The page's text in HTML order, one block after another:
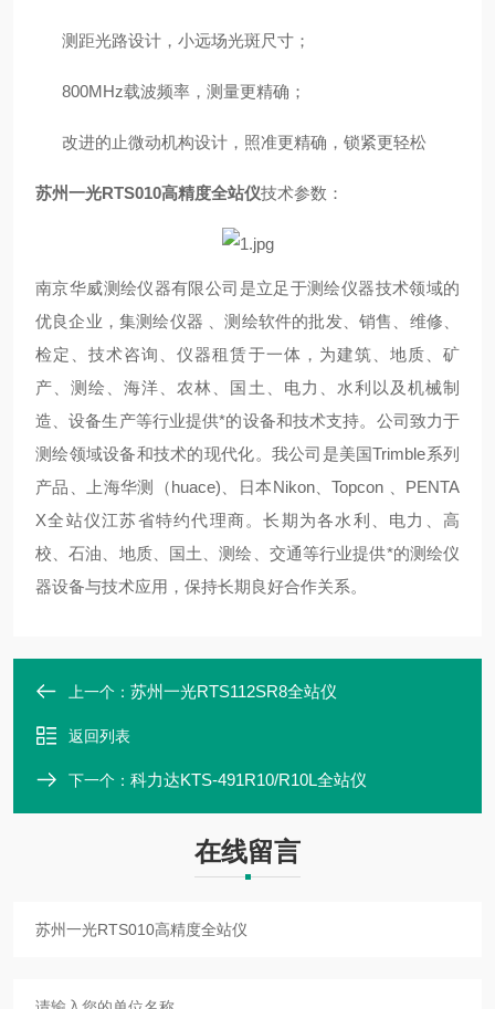
测距光路设计，小远场光斑尺寸；
800MHz载波频率，测量更精确；
改进的止微动机构设计，照准更精确，锁紧更轻松
苏州一光RTS010高精度全站仪技术参数：
南京华威测绘仪器有限公司是立足于测绘仪器技术领域的
优良企业，集测绘仪器 、测绘软件的批发、销售、维修、
检定、技术咨询、仪器租赁于一体，为建筑、地质、矿
产、测绘、海洋、农林、国土、电力、水利以及机械制
造、设备生产等行业提供*的设备和技术支持。公司致力于
测绘领域设备和技术的现代化。我公司是美国Trimble系列
产品、上海华测（huace)、日本Nikon、Topcon 、PENTA
X全站仪江苏省特约代理商。长期为各水利、电力、高
校、石油、地质、国土、测绘、交通等行业提供*的测绘仪
器设备与技术应用，保持长期良好合作关系。
上一个： 苏州一光RTS112SR8全站仪
返回列表
下一个： 科力达KTS-491R10/R10L全站仪
在线留言